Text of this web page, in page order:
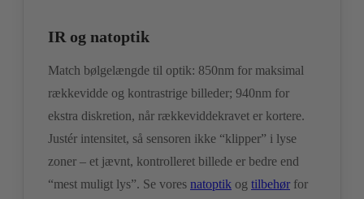
IR og natoptik
Match bølgelængde til optik: 850nm for maksimal
rækkevidde og kontrastrige billeder; 940nm for
ekstra diskretion, når rækkeviddekravet er kortere.
Justér intensitet, så sensoren ikke “klipper” i lyse
zoner – et jævnt, kontrolleret billede er bedre end
“mest muligt lys”. Se vores natoptik og tilbehør for